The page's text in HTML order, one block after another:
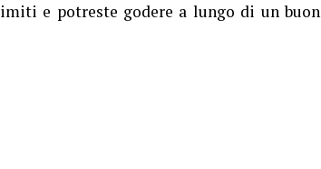
e potreste godere a lungo di un buon